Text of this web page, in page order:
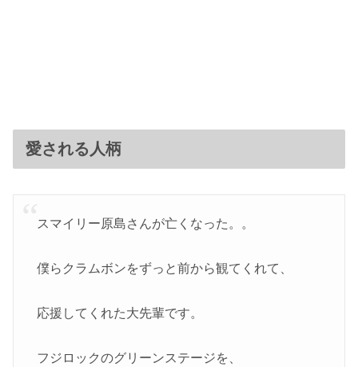
愛される人柄
スマイリー原島さんが亡くなった。。
僕らクラムボンをずっと前から観てくれて、
応援してくれた大先輩です。
フジロックのグリーンステージを、